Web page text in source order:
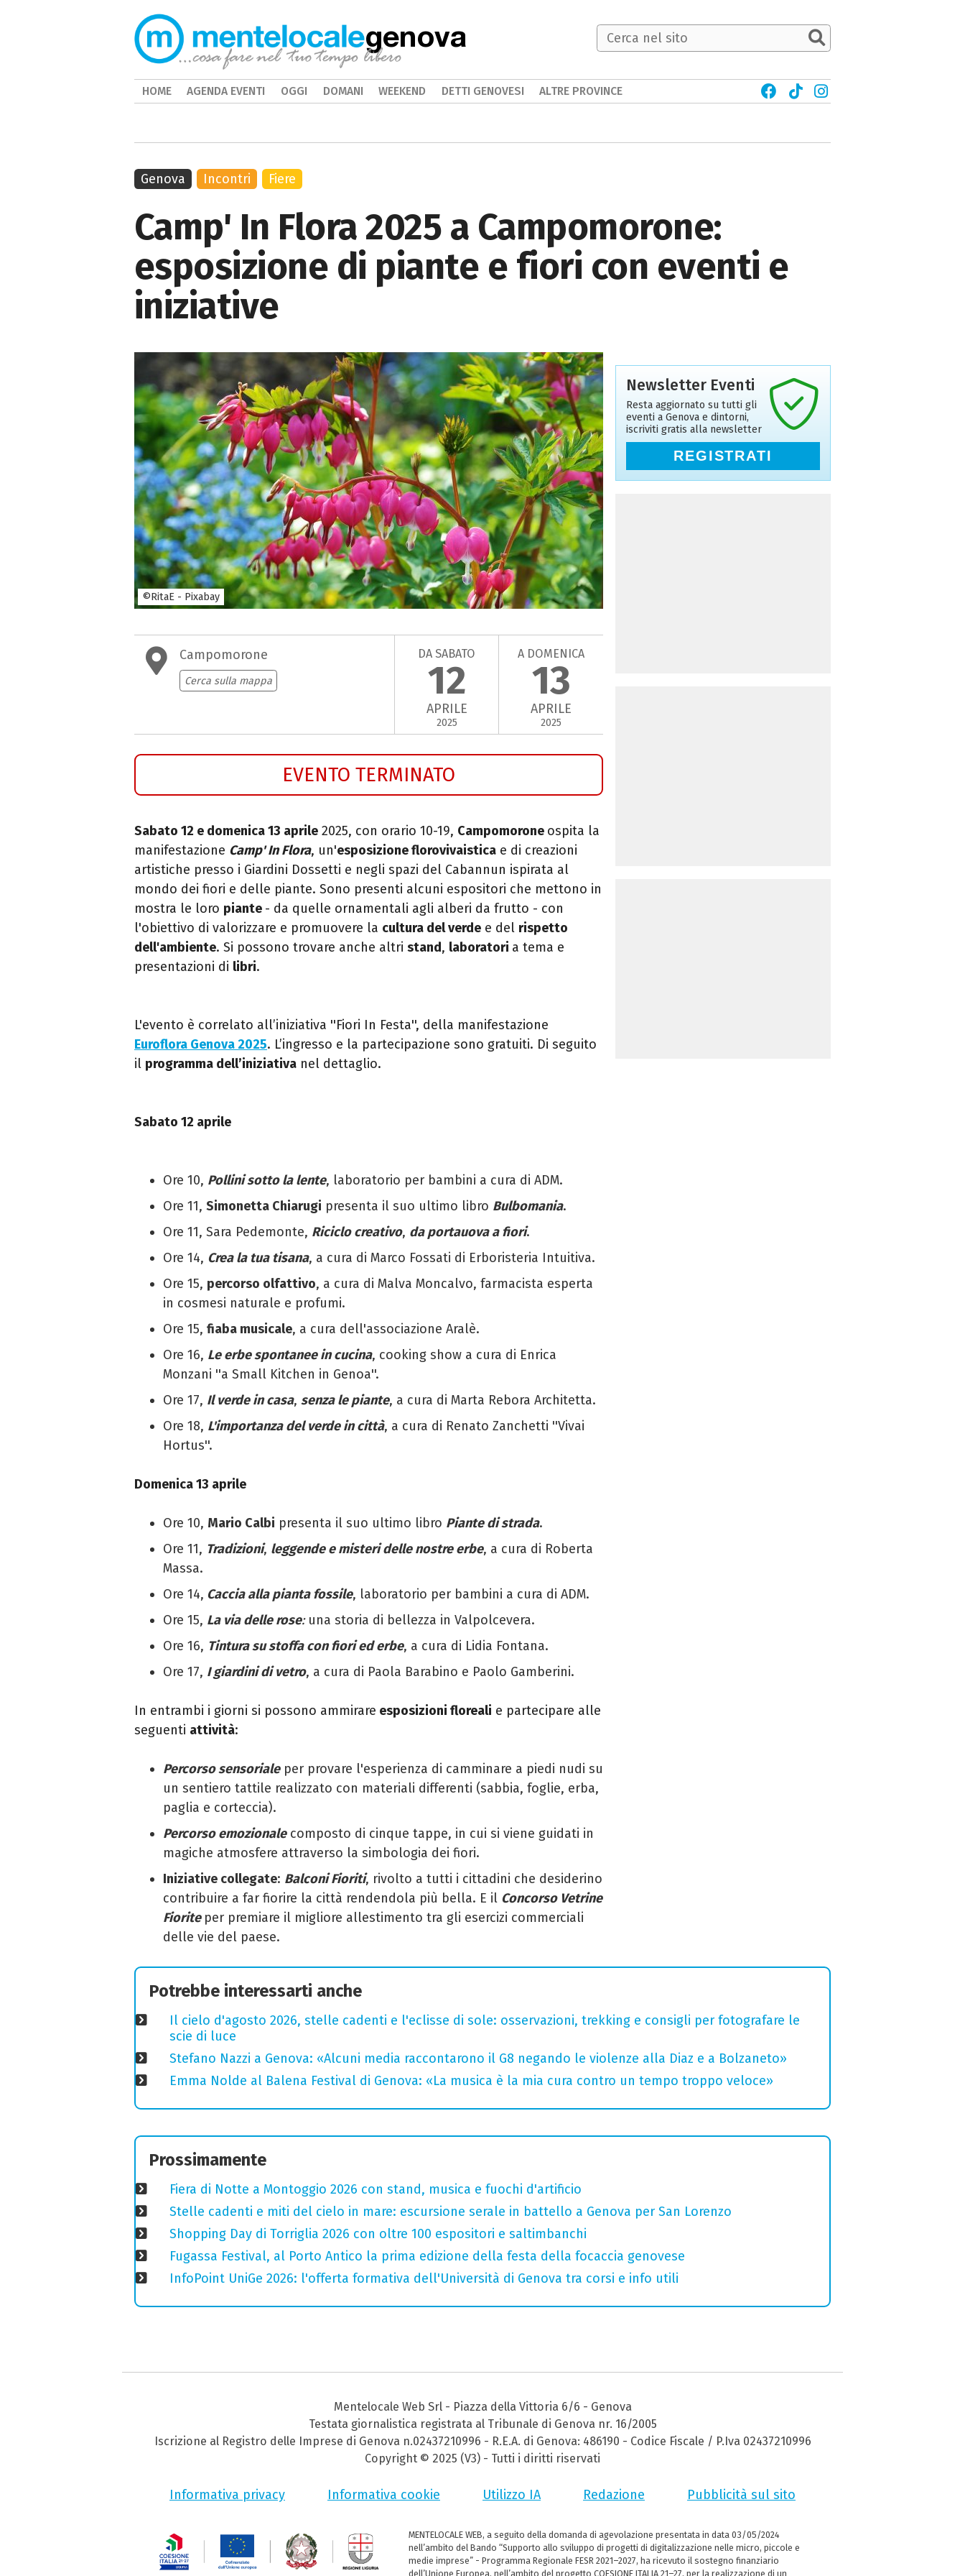
Camp' In Flora 2025 a Campomorone:
esposizione di piante e fiori con eventi e
iniziative
©RitaE - Pixabay
Campomorone
Cerca sulla mappa
DA SABATO
12
APRILE
2025
A DOMENICA
13
APRILE
2025
EVENTO TERMINATO
Sabato 12 e domenica 13 aprile 2025, con orario 10-19, Campomorone ospita la
manifestazione Camp' In Flora, un'esposizione florovivaistica e di creazioni
artistiche presso i Giardini Dossetti e negli spazi del Cabannun ispirata al
mondo dei fiori e delle piante. Sono presenti alcuni espositori che mettono in
mostra le loro piante - da quelle ornamentali agli alberi da frutto - con
l'obiettivo di valorizzare e promuovere la cultura del verde e del rispetto
dell'ambiente. Si possono trovare anche altri stand, laboratori a tema e
presentazioni di libri.
L'evento è correlato all’iniziativa ''Fiori In Festa'', della manifestazione
Euroflora Genova 2025. L’ingresso e la partecipazione sono gratuiti. Di seguito
il programma dell’iniziativa nel dettaglio.
Sabato 12 aprile
Ore 10, Pollini sotto la lente, laboratorio per bambini a cura di ADM.
Ore 11, Simonetta Chiarugi presenta il suo ultimo libro Bulbomania.
Ore 11, Sara Pedemonte, Riciclo creativo, da portauova a fiori.
Ore 14, Crea la tua tisana, a cura di Marco Fossati di Erboristeria Intuitiva.
Ore 15, percorso olfattivo, a cura di Malva Moncalvo, farmacista esperta
in cosmesi naturale e profumi.
Ore 15, fiaba musicale, a cura dell'associazione Aralè.
Ore 16, Le erbe spontanee in cucina, cooking show a cura di Enrica
Monzani ''a Small Kitchen in Genoa''.
Ore 17, Il verde in casa, senza le piante, a cura di Marta Rebora Architetta.
Ore 18, L'importanza del verde in città, a cura di Renato Zanchetti ''Vivai
Hortus''.
Domenica 13 aprile
Ore 10, Mario Calbi presenta il suo ultimo libro Piante di strada.
Ore 11, Tradizioni, leggende e misteri delle nostre erbe, a cura di Roberta
Massa.
Ore 14, Caccia alla pianta fossile, laboratorio per bambini a cura di ADM.
Ore 15, La via delle rose: una storia di bellezza in Valpolcevera.
Ore 16, Tintura su stoffa con fiori ed erbe, a cura di Lidia Fontana.
Ore 17, I giardini di vetro, a cura di Paola Barabino e Paolo Gamberini.
In entrambi i giorni si possono ammirare esposizioni floreali e partecipare alle
seguenti attività:
Percorso sensorialeper provare l'esperienza di camminare a piedi nudi su
un sentiero tattile realizzato con materiali differenti (sabbia, foglie, erba,
paglia e corteccia).
Percorso emozionalecomposto di cinque tappe, in cui si viene guidati in
magiche atmosfere attraverso la simbologia dei fiori.
Iniziative collegate: Balconi Fioriti, rivolto a tutti i cittadini che desiderino
contribuire a far fiorire la città rendendola più bella. E il Concorso Vetrine
Fiorite per premiare il migliore allestimento tra gli esercizi commerciali
delle vie del paese.
Genova Incontri Fiere
Newsletter Eventi
Resta aggiornato su tutti gli
eventi a Genova e dintorni,
iscriviti gratis alla newsletter
REGISTRATI
Potrebbe interessarti anche
Il cielo d'agosto 2026, stelle cadenti e l'eclisse di sole: osservazioni, trekking e consigli per fotografare le
scie di luce
Stefano Nazzi a Genova: «Alcuni media raccontarono il G8 negando le violenze alla Diaz e a Bolzaneto»
Emma Nolde al Balena Festival di Genova: «La musica è la mia cura contro un tempo troppo veloce»
Prossimamente
Fiera di Notte a Montoggio 2026 con stand, musica e fuochi d'artificio
Stelle cadenti e miti del cielo in mare: escursione serale in battello a Genova per San Lorenzo
Shopping Day di Torriglia 2026 con oltre 100 espositori e saltimbanchi
Fugassa Festival, al Porto Antico la prima edizione della festa della focaccia genovese
InfoPoint UniGe 2026: l'offerta formativa dell'Università di Genova tra corsi e info utili
genova
HOME AGENDA EVENTI OGGI DOMANI WEEKEND DETTI GENOVESI ALTRE PROVINCE
Mentelocale Web Srl - Piazza della Vittoria 6/6 - Genova
Testata giornalistica registrata al Tribunale di Genova nr. 16/2005
Iscrizione al Registro delle Imprese di Genova n.02437210996 - R.E.A. di Genova: 486190 - Codice Fiscale / P.Iva 02437210996
Copyright © 2025 (V3) - Tutti i diritti riservati
Informativa privacy Informativa cookie Utilizzo IA Redazione Pubblicità sul sito
MENTELOCALE WEB, a seguito della domanda di agevolazione presentata in data 03/05/2024
nell’ambito del Bando “Supporto allo sviluppo di progetti di digitalizzazione nelle micro, piccole e
medie imprese” - Programma Regionale FESR 2021–2027, ha ricevuto il sostegno finanziario
dell’Unione Europea, nell’ambito del progetto COESIONE ITALIA 21–27, per la realizzazione di un